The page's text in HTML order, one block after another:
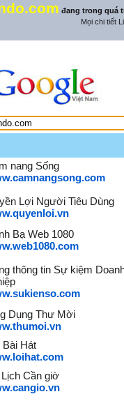
đang trong quá
Mọi chi tiết
nang Sống
Lợi Người Tiêu Dùng
Bạ Web 1080
thông tin Sự kiệm
Dụng Thư Mời
Bài Hát
Lịch Cần giờ